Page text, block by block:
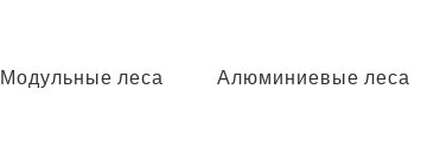
Модульные леса Алюминиевые леса